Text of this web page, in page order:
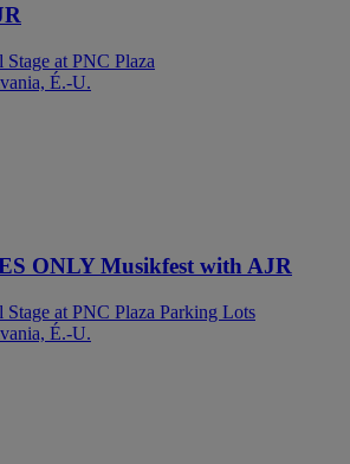
at PNC Plaza
É.-U.
ONLY Musikfest with AJR
Stage at PNC Plaza Parking Lots
É.-U.